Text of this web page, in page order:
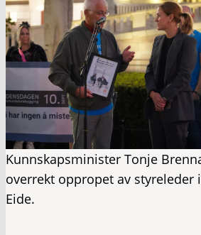
Kunnskapsminister Tonje
overrekt oppropet av styreleder i
Eide.